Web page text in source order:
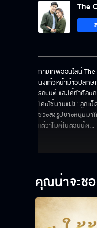
The
กามเทพออนไลน์
นังแก้วหน้าม้าอัปลักษ
รถยนต์ และได้ทำศัลย
โดยใช้นามแฝง “ลูกเ
ช่วยส่งรูปชายหนุ่มมา
แต่ว่าไมค์ในตอนนี้ด...
คุณน่าจะช